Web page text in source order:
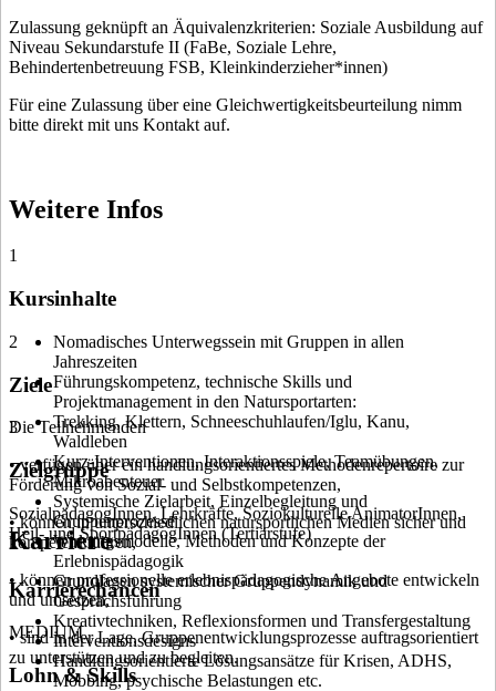
Zulassung geknüpft an Äquivalenzkriterien: Soziale Ausbildung auf
Niveau Sekundarstufe II (FaBe, Soziale Lehre,
Behindertenbetreuung FSB, Kleinkinderzieher*innen)
Für eine Zulassung über eine Gleichwertigkeitsbeurteilung nimm
bitte direkt mit uns Kontakt auf.
Weitere Infos
1
Kursinhalte
Nomadisches Unterwegssein mit Gruppen in allen
Jahreszeiten
Führungskompetenz, technische Skills und
Projektmanagement in den Natursportarten:
Trekking, Klettern, Schneeschuhlaufen/Iglu, Kanu,
Waldleben
Kurz-Interventionen, Interaktionsspiele, Teamübungen,
Mikroabenteuer
Systemische Zielarbeit, Einzelbegleitung und
Gruppenprozesse
Wirkungsmodelle, Methoden und Konzepte der
Erlebnispädagogik
Grundlagen systemischer Gruppendynamik und
Gesprächsführung
Kreativtechniken, Reflexionsformen und Transfergestaltung
Interventionsdesigns
Handlungsorientierte Lösungsansätze für Krisen, ADHS,
Mobbing, psychische Belastungen etc.
2
Ziele
Die Teilnehmenden
• verfügen über ein handlungsorientiertes Methodenrepertoire zur
Förderung von Sozial- und Selbstkompetenzen,
• können in unterschiedlichen natursportlichen Medien sicher und
kompetent führen,
• können professionelle erlebnispädagogische Angebote entwickeln
und umsetzen,
• sind in der Lage, Gruppenentwicklungsprozesse auftragsorientiert
zu unterstützen und zu begleiten.
3
Zielgruppe
SozialpädagogInnen, Lehrkräfte, Soziokulturelle AnimatorInnen,
Heil- und SportpädagogInnen (Tertiärstufe)
Karriere
Karrierechancen
MEDIUM
Lohn & Skills